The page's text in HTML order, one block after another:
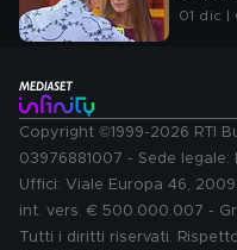
01 dic |
Copyright ©1999-2026 RTI
03976881007 - Sede legale:
Uffici: Viale Europa 46,
int. vers. € 500.000.007 -
Tutti i diritti riservati.